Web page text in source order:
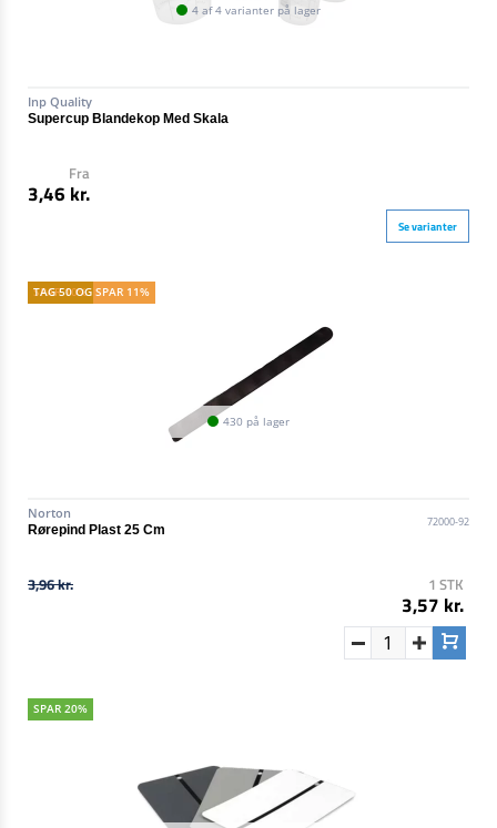
4 af 4 varianter på lager
Inp Quality
Supercup Blandekop Med Skala
Fra
3,46 kr.
Se varianter
SPAR 10%
TAG 50 OG SPAR 11%
430 på lager
Norton
72000-92
Rørepind Plast 25 Cm
3,96 kr. 1 STK
3,57 kr.
SPAR 20%